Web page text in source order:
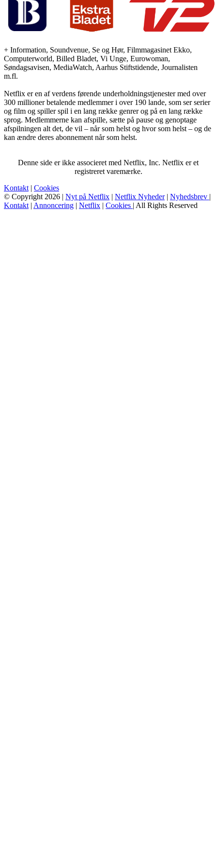
+ Information, Soundvenue, Se og Hør, Filmmagasinet Ekko,
Computerworld, Billed Bladet, Vi Unge, Eurowoman,
Søndagsavisen, MediaWatch, Aarhus Stiftstidende, Journalisten
m.fl.
Netflix er en af verdens førende underholdningstjenester med over
300 millioner betalende medlemmer i over 190 lande, som ser serier
og film og spiller spil i en lang række genrer og på en lang række
sprog. Medlemmerne kan afspille, sætte på pause og genoptage
afspilningen alt det, de vil – når som helst og hvor som helst – og de
kan ændre deres abonnement når som helst.
Denne side er ikke associeret med Netflix, Inc. Netflix er et
registreret varemærke.
Kontakt | Cookies
© Copyright 2026 | Nyt på Netflix | Netflix Nyheder| Nyhedsbrev |
Kontakt | Annoncering | Netflix | Cookies | All Rights Reserved